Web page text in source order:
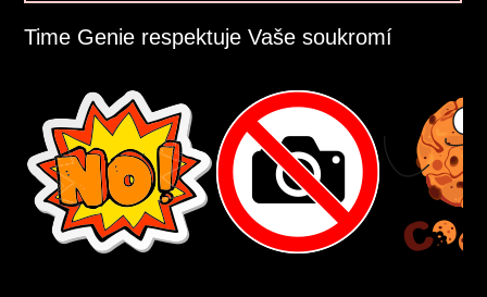
Time Genie respektuje Vaše soukromí